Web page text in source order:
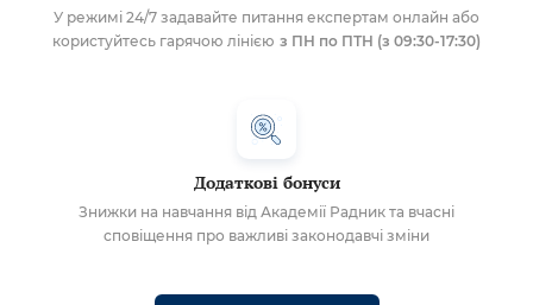
У режимі 24/7 задавайте питання експертам онлайн або
користуйтесь гарячою лінією з ПН по ПТН (з 09:30-17:30)
Додаткові бонуси
Знижки на навчання від Академії Радник та вчасні
сповіщення про важливі законодавчі зміни